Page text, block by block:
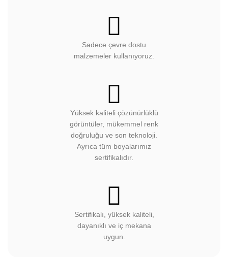
Sadece çevre dostu
malzemeler kullanıyoruz.
Yüksek kaliteli çözünürlüklü
görüntüler, mükemmel renk
doğruluğu ve son teknoloji.
Ayrıca tüm boyalarımız
sertifikalıdır.
Sertifikalı, yüksek kaliteli,
dayanıklı ve iç mekana
uygun.